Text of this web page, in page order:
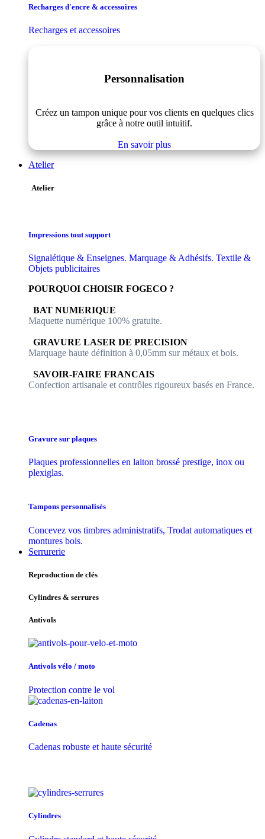
Recharges d'encre & accessoires
Recharges et accessoires
Personnalisation
Créez un tampon unique pour vos clients en quelques clics
grâce à notre outil intuitif.
En savoir plus
Atelier
Atelier
Impressions tout support
Signalétique & Enseignes. Marquage & Adhésifs. Textile &
Objets publicitaires
POURQUOI CHOISIR FOGECO ?
​​ BAT NUMERIQUE
Maquette numérique 100% ​gratuite.
​GRAVURE LASER DE PRECISION
Marquage haute définition à 0,05mm sur métaux et bois.
​SAVOIR-FAIRE FRANCAIS
Confection artisanale et contrôles ​rigoureux basés en France.
Gravure sur plaques
Plaques professionnelles en laiton brossé prestige, inox ou
plexiglas.
Tampons personnalisés
Concevez vos timbres administratifs, Trodat automatiques et
montures bois.
Serrurerie
Reproduction de clés
Cylindres & serrures
Antivols
Antivols vélo / moto
Protection contre le vol
Cadenas
Cadenas robuste et haute sécurité
Cylindres